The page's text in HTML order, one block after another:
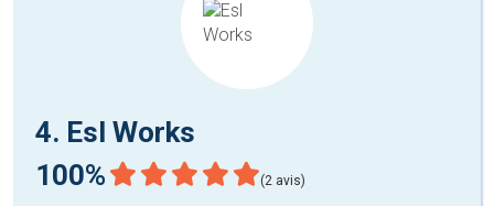
4. Esl Works
100%
(2 avis)